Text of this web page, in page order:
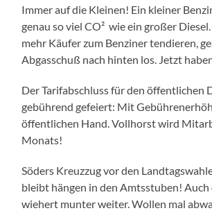
Immer auf die Kleinen! Ein kleiner
genau so viel CO² wie ein großer
mehr Käufer zum Benziner tendieren,
Abgasschuß nach hinten los. Jetzt
Der Tarifabschluss für den öffentlichen
gebührend gefeiert: Mit
öffentlichen Hand. Vollhorst wird
Monats!
Söders Kreuzzug vor den
bleibt hängen in den Amtsstuben! Auch
wiehert munter weiter. Wollen mal